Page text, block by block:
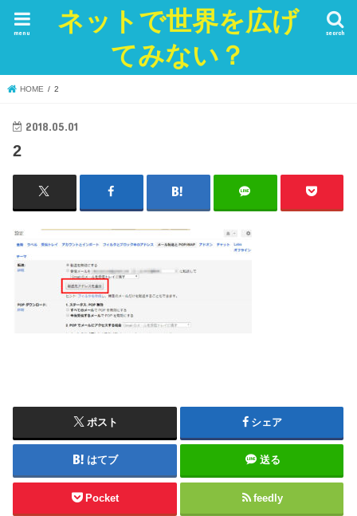
ネットで世界を広げ
てみない？
search
menu
HOME 2
2018.05.01
2
ポスト シェア
はてブ 送る
Pocket feedly